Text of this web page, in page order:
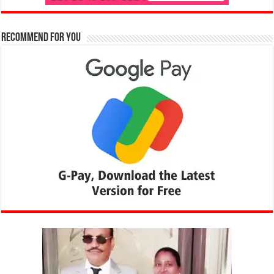
Recommend for You